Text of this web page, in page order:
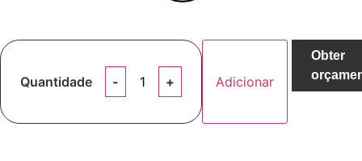
Quantidade Adicionar
Obter